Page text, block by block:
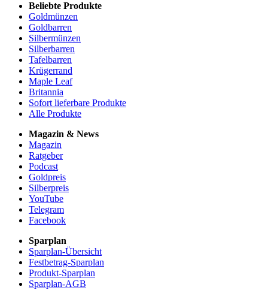
Beliebte Produkte
Goldmünzen
Goldbarren
Silbermünzen
Silberbarren
Tafelbarren
Krügerrand
Maple Leaf
Britannia
Sofort lieferbare Produkte
Alle Produkte
Magazin & News
Magazin
Ratgeber
Podcast
Goldpreis
Silberpreis
YouTube
Telegram
Facebook
Sparplan
Sparplan-Übersicht
Festbetrag-Sparplan
Produkt-Sparplan
Sparplan-AGB